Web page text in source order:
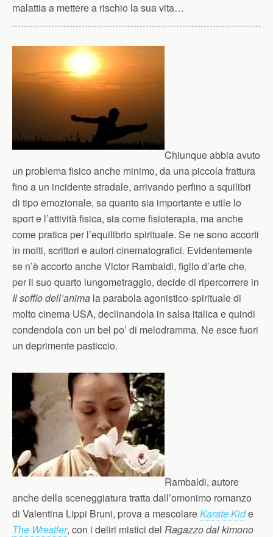
malattia a mettere a rischio la sua vita…
Chiunque abbia avuto
un problema fisico anche minimo, da una piccola frattura
fino a un incidente stradale, arrivando perfino a squilibri
di tipo emozionale, sa quanto sia importante e utile lo
sport e l’attività fisica, sia come fisioterapia, ma anche
come pratica per l’equilibrio spirituale. Se ne sono accorti
in molti, scrittori e autori cinematografici. Evidentemente
se n’è accorto anche Victor Rambaldi, figlio d’arte che,
per il suo quarto lungometraggio, decide di ripercorrere in
Il soffio dell’anima la parabola agonistico-spirituale di
molto cinema USA, declinandola in salsa italica e quindi
condendola con un bel po’ di melodramma. Ne esce fuori
un deprimente pasticcio.
Rambaldi, autore
anche della sceneggiatura tratta dall’omonimo romanzo
di Valentina Lippi Bruni, prova a mescolareKarate Kide
The Wrestler, con i deliri mistici del Ragazzo dal kimono